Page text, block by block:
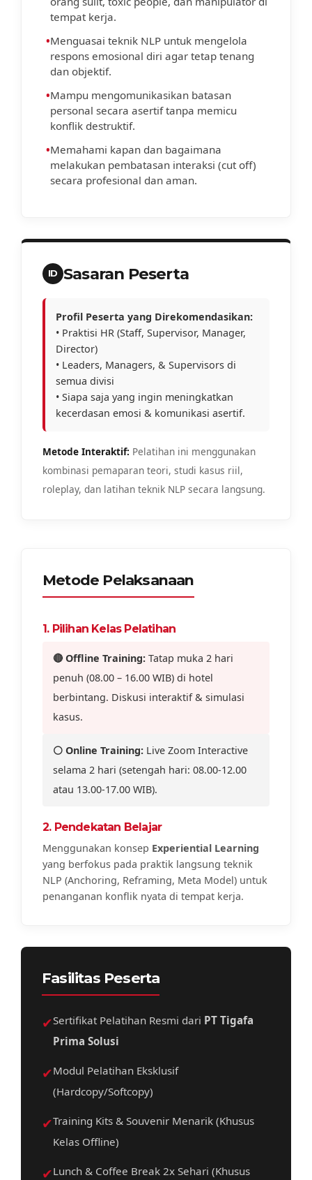
tempat kerja.
•Menguasai teknik NLP untuk mengelola
respons emosional diri agar tetap tenang
dan objektif.
•Mampu mengomunikasikan batasan
personal secara asertif tanpa memicu
konflik destruktif.
•Memahami kapan dan bagaimana
melakukan pembatasan interaksi (cut off)
secara profesional dan aman.
ID Sasaran Peserta
Profil Peserta yang Direkomendasikan:
• Praktisi HR (Staff, Supervisor, Manager,
Director)
• Leaders, Managers, & Supervisors di
semua divisi
• Siapa saja yang ingin meningkatkan
kecerdasan emosi & komunikasi asertif.
Metode Interaktif: Pelatihan ini menggunakan
kombinasi pemaparan teori, studi kasus riil,
roleplay, dan latihan teknik NLP secara langsung.
Metode Pelaksanaan
1. Pilihan Kelas Pelatihan
🔴 Offline Training: Tatap muka 2 hari
penuh (08.00 – 16.00 WIB) di hotel
berbintang. Diskusi interaktif & simulasi
kasus.
⚪ Online Training: Live Zoom Interactive
selama 2 hari (setengah hari: 08.00-12.00
atau 13.00-17.00 WIB).
2. Pendekatan Belajar
Menggunakan konsep Experiential Learning
yang berfokus pada praktik langsung teknik
NLP (Anchoring, Reframing, Meta Model) untuk
penanganan konflik nyata di tempat kerja.
Fasilitas Peserta
✔Sertifikat Pelatihan Resmi dari PT Tigafa
Prima Solusi
✔Modul Pelatihan Eksklusif
(Hardcopy/Softcopy)
✔Training Kits & Souvenir Menarik (Khusus
Kelas Offline)
✔Lunch & Coffee Break 2x Sehari (Khusus